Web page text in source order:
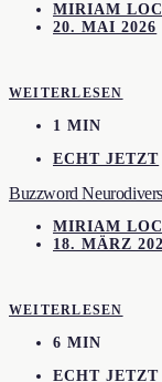
MIRIAM
20. MAI 2026
WEITERLESEN
1 MIN
ECHT JETZT
Buzzword
MIRIAM
18. MÄRZ
WEITERLESEN
6 MIN
ECHT JETZT